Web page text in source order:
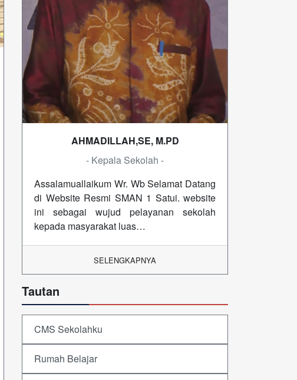
AHMADILLAH,SE, M.PD
- Kepala Sekolah -
Assalamuallaikum Wr. Wb Selamat Datang
di Website Resmi SMAN 1 Satui. website
ini sebagai wujud pelayanan sekolah
kepada masyarakat luas…
SELENGKAPNYA
Tautan
CMS Sekolahku
Rumah Belajar